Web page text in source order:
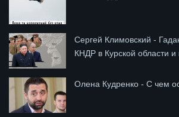
Сергей Климовский -
КНДР в Курской области и
Олена Кудренко - С чем